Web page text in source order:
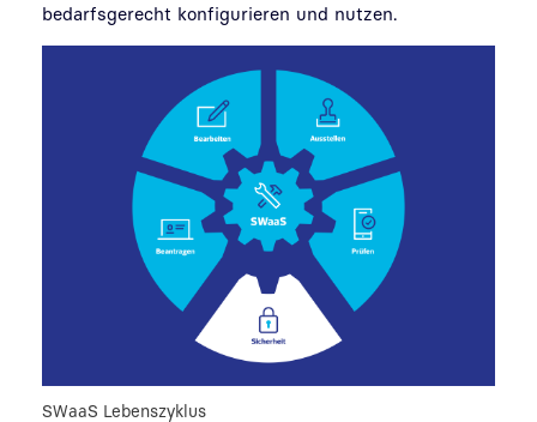
bedarfsgerecht konfigurieren und nutzen.
SWaaS Lebenszyklus